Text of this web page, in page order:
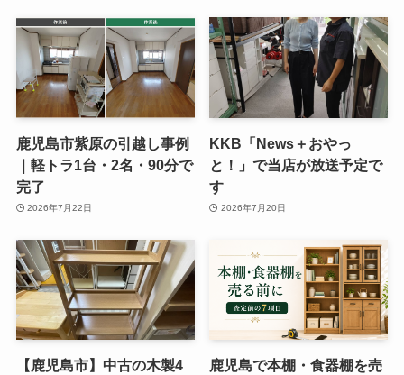
鹿児島市紫原の引越し事例
｜軽トラ1台・2名・90分で
完了
2026年7月22日
KKB「News＋おやっ
と！」で当店が放送予定で
す
2026年7月20日
【鹿児島市】中古の木製4
鹿児島で本棚・食器棚を売